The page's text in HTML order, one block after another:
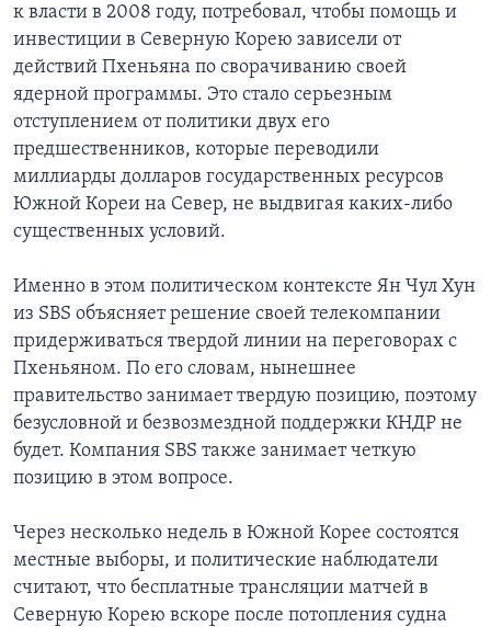
к власти в 2008 году, потребовал, чтобы помощь и
инвестиции в Северную Корею зависели от
действий Пхеньяна по сворачиванию своей
ядерной программы. Это стало серьезным
отступлением от политики двух его
предшественников, которые переводили
миллиарды долларов государственных ресурсов
Южной Кореи на Север, не выдвигая каких-либо
существенных условий.
Именно в этом политическом контексте Ян Чул Хун
из SBS объясняет решение своей телекомпании
придерживаться твердой линии на переговорах с
Пхеньяном. По его словам, нынешнее
правительство занимает твердую позицию, поэтому
безусловной и безвозмездной поддержки КНДР не
будет. Компания SBS также занимает четкую
позицию в этом вопросе.
Через несколько недель в Южной Корее состоятся
местные выборы, и политические наблюдатели
считают, что бесплатные трансляции матчей в
Северную Корею вскоре после потопления судна